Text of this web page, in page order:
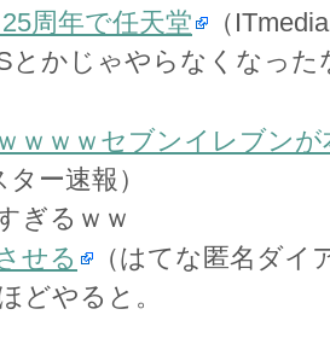
周年で任天堂
（
とかじゃやらなくなった
ｗｗｗセブンイレブン
ター速報）
ぎるｗｗ
せる
（はてな匿名ダイ
どやると。